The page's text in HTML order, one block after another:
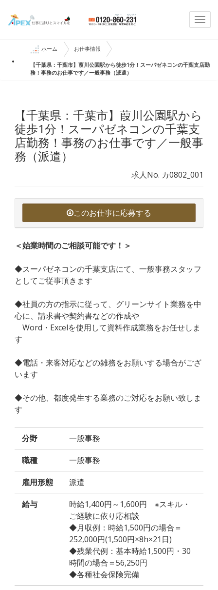
ホーム お仕事情報
【千葉県：千葉市】葭川公園駅から徒歩1分！スーパゼネコンの千葉支店勤
務！事務のお仕事です／一般事務（派遣）
【千葉県：千葉市】葭川公園駅から
徒歩1分！スーパゼネコンの千葉支
店勤務！事務のお仕事です／一般事
務（派遣）
求人No. カ0802_001
このお仕事に応募する
＜始業時間のご相談可能です！＞
◆スーパゼネコンの千葉支店にて、一般事務スタッフ
としてご従事頂きます
◆社員の方の指示に従って、グリーンサイト業務を中
心に、請求書や契約書などの作成や
Word・Excelを使用して資料作成業務をお任せしま
す
◆電話・来客対応などの雑務をお願いする場合がござ
います
◆その他、都度発生する業務のご対応をお願い致しま
す
分野 一般事務
職種 一般事務
雇用形態 派遣
給与
時給1,400円～1,600円 ※スキル・
ご経験に依り応相談
◆月収例：時給1,500円の場合＝
252,000円(1,500円×8h×21日)
◆残業代例：基本時給1,500円・30
時間の場合＝56,250円
◆各種社会保険完備